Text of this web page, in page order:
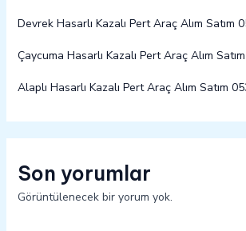
Devrek Hasarlı Kazalı Pert Araç Alım Satım
Çaycuma Hasarlı Kazalı Pert Araç Alım
Alaplı Hasarlı Kazalı Pert Araç Alım Satım
Son yorumlar
Görüntülenecek bir yorum yok.